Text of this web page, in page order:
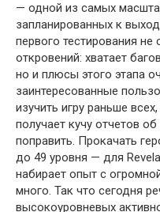
— одной из самых
запланированных к
первого тестирования
откровений: хватает
но и плюсы этого этапа
заинтересованные
изучить игру раньше
получает кучу отчетов
поправить. Прокачать
до 49 уровня — для
набирает опыт с
много. Так что сегодня
высокоуровневых